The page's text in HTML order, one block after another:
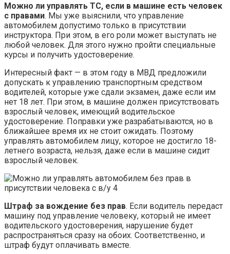
Можно ли управлять ТС, если в машине есть человек
с правами. Мы уже выяснили, что управление
автомобилем допустимо только в присутствии
инструктора. При этом, в его роли может выступать не
любой человек. Для этого нужно пройти специальные
курсы и получить удостоверение.
Интересный факт — в этом году в МВД предложили
допускать к управлению транспортным средством
водителей, которые уже сдали экзамен, даже если им
нет 18 лет. При этом, в машине должен присутствовать
взрослый человек, имеющий водительское
удостоверение. Поправки уже разрабатываются, но в
ближайшее время их не стоит ожидать. Поэтому
управлять автомобилем лицу, которое не достигло 18-
летнего возраста, нельзя, даже если в машине сидит
взрослый человек.
Штраф за вождение без прав. Если водитель передаст
машину под управление человеку, который не имеет
водительского удостоверения, нарушение будет
распространяться сразу на обоих. Соответственно, и
штраф будут оплачивать вместе.